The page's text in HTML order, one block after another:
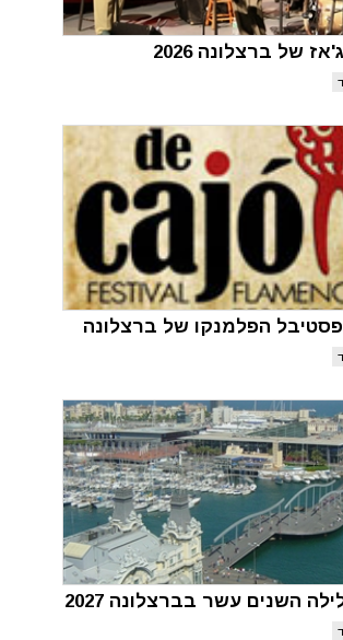
של ברצלונה 2026
הפלמנקו של ברצלונה
השנים עשר בברצלונה 2027